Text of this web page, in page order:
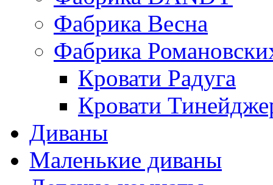
Фабрика Весна
Фабрика
Кровати Радуга
Кровати
Диваны
Маленькие диваны